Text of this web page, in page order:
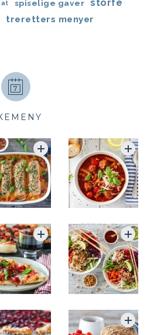
spiselige gaver storfe
treretters menyer